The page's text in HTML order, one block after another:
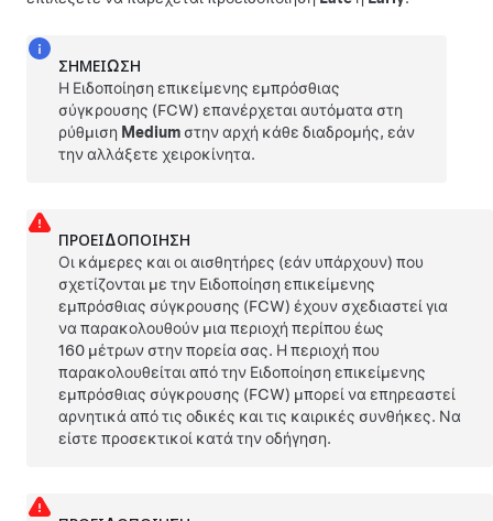
ΣΗΜΕΊΩΣΗ
Η Ειδοποίηση επικείμενης εμπρόσθιας
σύγκρουσης (FCW) επανέρχεται αυτόματα στη
ρύθμιση Mediumστην αρχή κάθε διαδρομής, εάν
την αλλάξετε χειροκίνητα.
ΠΡΟΕΙΔΟΠΟΊΗΣΗ
Οι κάμερες και οι αισθητήρες (εάν υπάρχουν) που
σχετίζονται με την Ειδοποίηση επικείμενης
εμπρόσθιας σύγκρουσης (FCW) έχουν σχεδιαστεί για
να παρακολουθούν μια περιοχή περίπου έως
160 μέτρωνστην πορεία σας. Η περιοχή που
παρακολουθείται από την Ειδοποίηση επικείμενης
εμπρόσθιας σύγκρουσης (FCW) μπορεί να επηρεαστεί
αρνητικά από τις οδικές και τις καιρικές συνθήκες. Να
είστε προσεκτικοί κατά την οδήγηση.